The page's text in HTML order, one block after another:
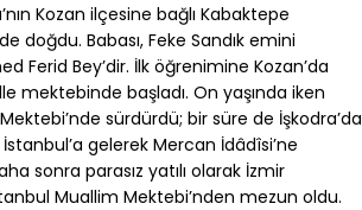
Kozan ilçesine bağlı Kabaktepe
doğdu. Babası, Feke Sandık emini
Ferid Bey’dir. İlk öğrenimine Kozan’da
mektebinde başladı. On yaşında iken
sürdürdü; bir süre de İşkodra’da
gelerek Mercan İdâdîsi’ne
sonra parasız yatılı olarak İzmir
Muallim Mektebi’nden mezun oldu.